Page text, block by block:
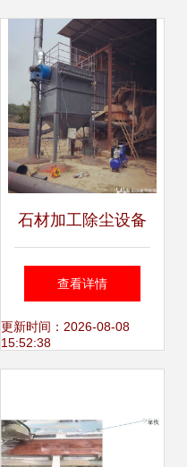
石材加工除尘设备
守护健康与环境的
必然选择
查看详情
更新时间：2026-08-08
15:52:38